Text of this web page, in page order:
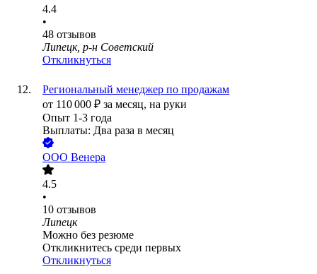
4.4
•
48 отзывов
Липецк, р-н Советский
Откликнуться
Региональный менеджер по продажам
от 110 000 ₽ за месяц, на руки
Опыт 1-3 года
Выплаты: Два раза в месяц
ООО Венера
4.5
•
10 отзывов
Липецк
Можно без резюме
Откликнитесь среди первых
Откликнуться